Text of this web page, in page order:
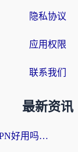
隐私协议
应用权限
联系我们
最新资讯
海外党必看：穿梭VPN好用吗？和云帆VPN对比哪个回国效果更好？附真实测评+避坑指南